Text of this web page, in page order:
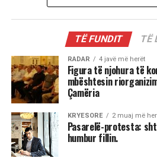
TË FUNDIT TË
RADAR 4 javë më herët
Figura të njohura të
mbështesin
Çamëria
KRYESORE 2 muaj më
Pasarelë-protesta:
humbur fillin.